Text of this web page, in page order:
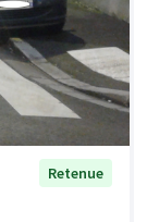
Retenue